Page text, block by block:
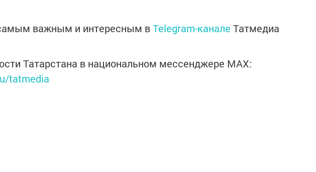
важным и интересным вTelegram-канале Татмедиа
Татарстана в национальном мессенджере MАХ:
tatmedia